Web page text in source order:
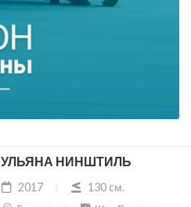
УЛЬЯНА НИНШТИЛЬ
2017
130 cм.